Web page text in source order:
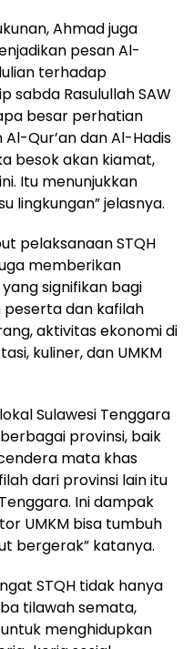
Ahmad juga
pesan Al-
terhadap
sabda Rasulullah SAW
besar perhatian
Qur’an dan Al-Hadis
besok akan kiamat,
Itu menunjukkan
lingkungan” jelasnya.
pelaksanaan STQH
memberikan
signifikan bagi
peserta dan kafilah
aktivitas ekonomi di
kuliner, dan UMKM
Sulawesi Tenggara
provinsi, baik
mata khas
dari provinsi lain itu
Ini dampak
UMKM bisa tumbuh
bergerak” katanya.
STQH tidak hanya
tilawah semata,
menghidupkan